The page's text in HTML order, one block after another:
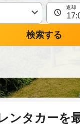
返却
検索する
ンタカーを